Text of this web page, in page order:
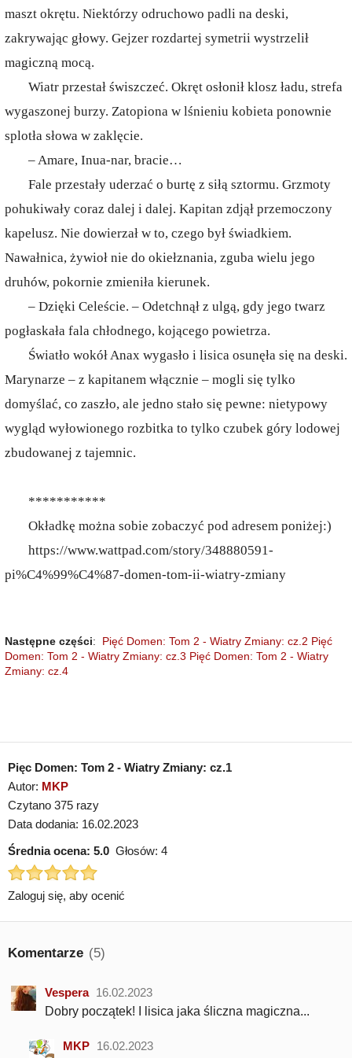
maszt okrętu. Niektórzy odruchowo padli na deski,
zakrywając głowy. Gejzer rozdartej symetrii wystrzelił
magiczną mocą.
Wiatr przestał świszczeć. Okręt osłonił klosz ładu, strefa
wygaszonej burzy. Zatopiona w lśnieniu kobieta ponownie
splotła słowa w zaklęcie.
– Amare, Inua-nar, bracie…
Fale przestały uderzać o burtę z siłą sztormu. Grzmoty
pohukiwały coraz dalej i dalej. Kapitan zdjął przemoczony
kapelusz. Nie dowierzał w to, czego był świadkiem.
Nawałnica, żywioł nie do okiełznania, zguba wielu jego
druhów, pokornie zmieniła kierunek.
– Dzięki Celeście. – Odetchnął z ulgą, gdy jego twarz
pogłaskała fala chłodnego, kojącego powietrza.
Światło wokół Anax wygasło i lisica osunęła się na deski.
Marynarze – z kapitanem włącznie – mogli się tylko
domyślać, co zaszło, ale jedno stało się pewne: nietypowy
wygląd wyłowionego rozbitka to tylko czubek góry lodowej
zbudowanej z tajemnic.
***********
Okładkę można sobie zobaczyć pod adresem poniżej:)
https://www.wattpad.com/story/348880591-
pi%C4%99%C4%87-domen-tom-ii-wiatry-zmiany
Następne części: Pięć Domen: Tom 2 - Wiatry Zmiany: cz.2 Pięć
Domen: Tom 2 - Wiatry Zmiany: cz.3 Pięć Domen: Tom 2 - Wiatry
Zmiany: cz.4
Pięc Domen: Tom 2 - Wiatry Zmiany: cz.1
Autor: MKP
Czytano 375 razy
Data dodania: 16.02.2023
Średnia ocena: 5.0 Głosów: 4
Zaloguj się, aby ocenić
Komentarze (5)
Vespera 16.02.2023
Dobry początek! I lisica jaka śliczna magiczna...
MKP 16.02.2023